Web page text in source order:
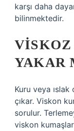
karşı daha
bilinmektedir.
YAKAR
Kuru veya ıslak
çıkar. Viskon
sorulur.
viskon